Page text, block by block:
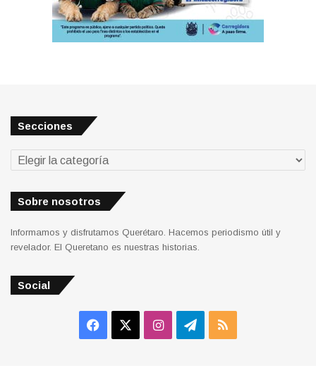
Secciones
Secciones
Sobre nosotros
Informamos y disfrutamos Querétaro. Hacemos periodismo útil y
revelador. El Queretano es nuestras historias.
Social
Facebook InstagramTelegram
RSS